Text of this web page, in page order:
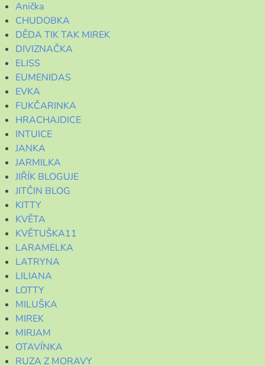
Anička
CHUDOBKA
DĚDA TIK TAK MIREK
DIVIZNAČKA
ELISS
EUMENIDAS
EVKA
FUKČARINKA
HRACHAJDICE
INTUICE
JANKA
JARMILKA
JIŘÍK BLOGUJE
JITČIN BLOG
KITTY
KVĚTA
KVĚTUŠKA11
LARAMELKA
LATRYNA
LILIANA
LOTTY
MILUŠKA
MIREK
MIRJAM
OTAVÍNKA
RUZA Z MORAVY